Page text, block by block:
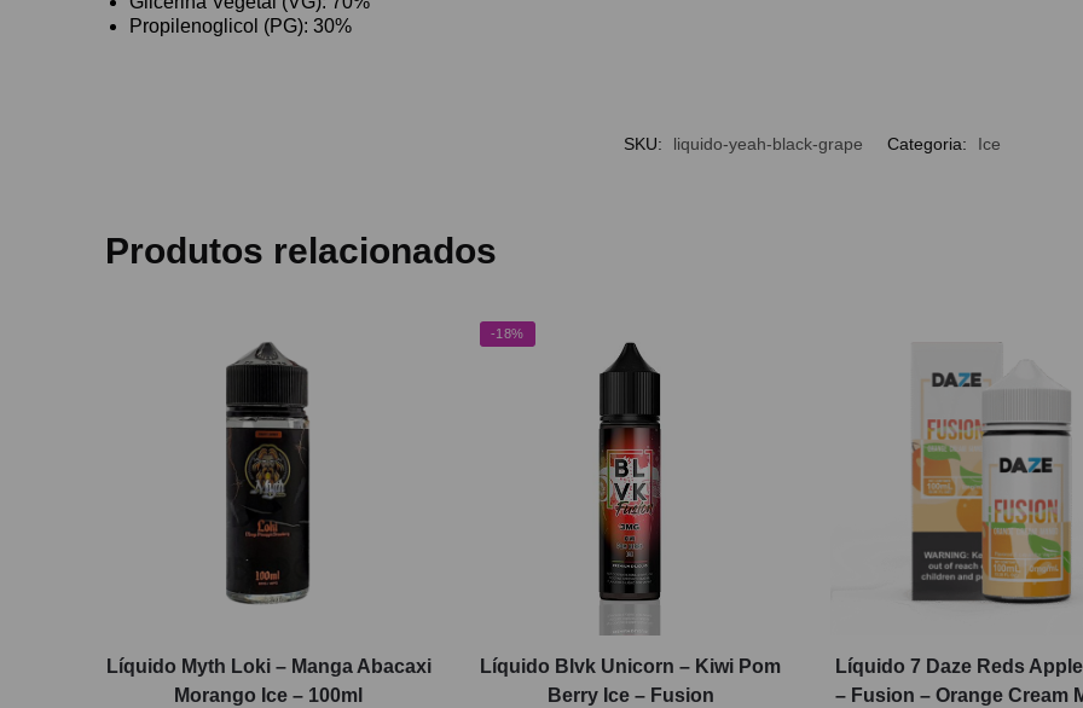
Propilenoglicol (PG): 30%
SKU: liquido-yeah-black-grape Categoria: Ice
Produtos relacionados
Líquido Myth Loki – Manga Abacaxi
Morango Ice – 100ml
-18%
Líquido Blvk Unicorn – Kiwi Pom
Berry Ice – Fusion
Líquido 7 Daze Reds
– Fusion – Orange Cream